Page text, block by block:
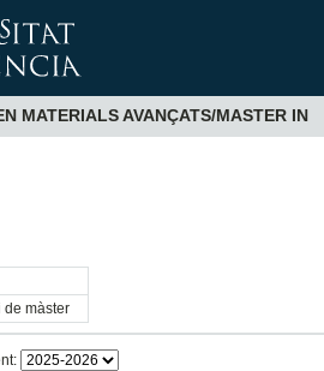
MATERIALS AVANÇATS/MASTER IN
de màster